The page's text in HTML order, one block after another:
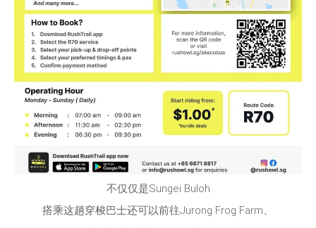
不仅仅是Sungei Buloh
搭乘这趟穿梭巴士还可以前往Jurong Frog Farm、